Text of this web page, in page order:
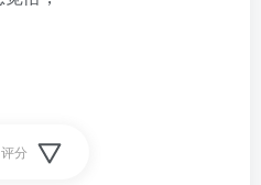
评分